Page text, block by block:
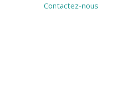
Contactez-nous